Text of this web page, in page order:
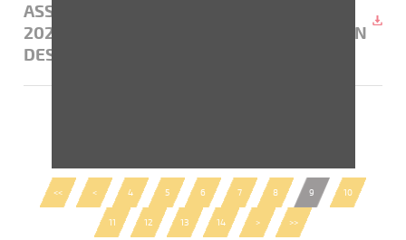
ASSEMBLÉE GÉNÉRALE DU 28 DÉCEMBRE
2020 - MODALITÉS DE MISE À DISPOSITION
DES DOCUMENTS PRÉPARATOIRES
<< < 4 5 6 7 8 9 10
11 12 13 14 > >>